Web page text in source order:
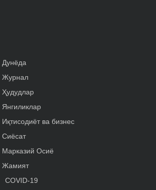
Дунёда
Журнал
Ҳудудлар
Янгиликлар
Иқтисодиёт ва бизнес
Сиёсат
Марказий Осиё
Жамият
COVID-19